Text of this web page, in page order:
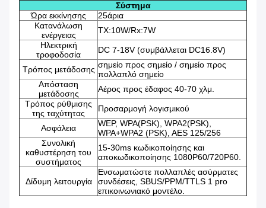
Σύστημα
Ώρα εκκίνησης
25άρια
Κατανάλωση
ενέργειας
TX:10W/Rx:7W
Ηλεκτρική
τροφοδοσία
DC 7-18V (συμβάλλεται DC16.8V)
Τρόπος μετάδοσης σημείο προς σημείο / σημείο προς
πολλαπλό σημείο
Απόσταση
μετάδοσης
Αέρος προς έδαφος 40-70 χλμ.
Τρόπος ρύθμισης
της ταχύτητας
Προσαρμογή λογισμικού
Ασφάλεια
WEP, WPA(PSK), WPA2(PSK),
WPA+WPA2 (PSK), AES 125/256
Συνολική
καθυστέρηση του
συστήματος
15-30ms κωδικοποίησης και
αποκωδικοποίησης 1080P60/720P60.
Δίδυμη λειτουργία
Ενσωματώστε πολλαπλές ασύρματες
συνδέσεις, SBUS/PPM/TTLS 1 pro
επικοινωνιακό μοντέλο.